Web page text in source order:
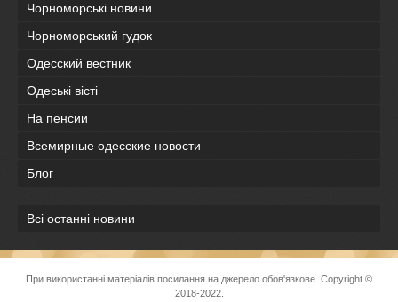
Чорноморські новини
Чорноморський гудок
Одесский вестник
Одеськi вiстi
На пенсии
Всемирные одесские новости
Блог
Всі останні новини
При використанні матеріалів посилання на джерело обов'язкове. Copyright ©
2018-2022.